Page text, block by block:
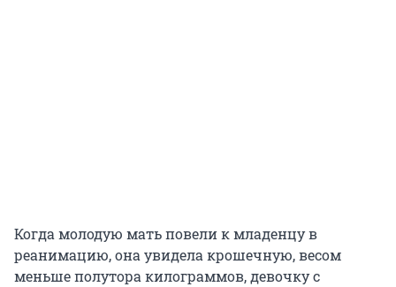
Когда молодую мать повели к младенцу в
реанимацию, она увидела крошечную, весом
меньше полутора килограммов, девочку с